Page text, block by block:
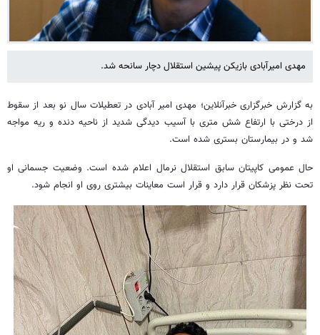
مهدی امیرآبادی بازیکن پیشین استقلال دچار سانحه شد.
به گزارش خبرگزاری خبرآنلاین؛ مهدی امیر آبادی در تعطیلات سال نو بعد از سقوط
از درختی با ارتفاع شش متری با آسیب دیدگی شدید از ناحیه دنده و ریه مواجه
شد و در بیمارستان بستری شده است.
حال عمومی کاپیتان سابق استقلال نرمال اعلام شده است. وضعیت جسمانی او
تحت نظر پزشکان قرار دارد و قرار است معاینات بیشتری روی او انجام شود.